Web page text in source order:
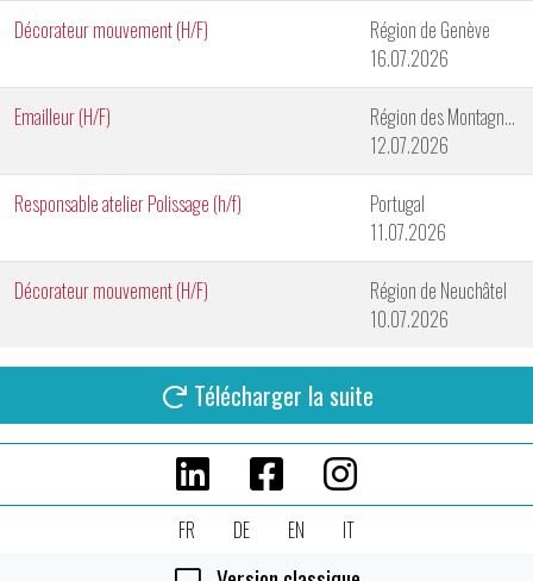
Décorateur mouvement (H/F)
Région de Genève
16.07.2026
Emailleur (H/F)
Région des Montagnes Neuchâteloises
12.07.2026
Responsable atelier Polissage (h/f)
Portugal
11.07.2026
Décorateur mouvement (H/F)
Région de Neuchâtel
10.07.2026
Télécharger la suite
FR DE EN IT